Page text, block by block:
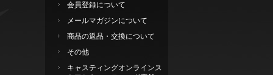
会員登録について
メールマガジンについて
商品の返品・交換について
その他
キャスティングオンラインス